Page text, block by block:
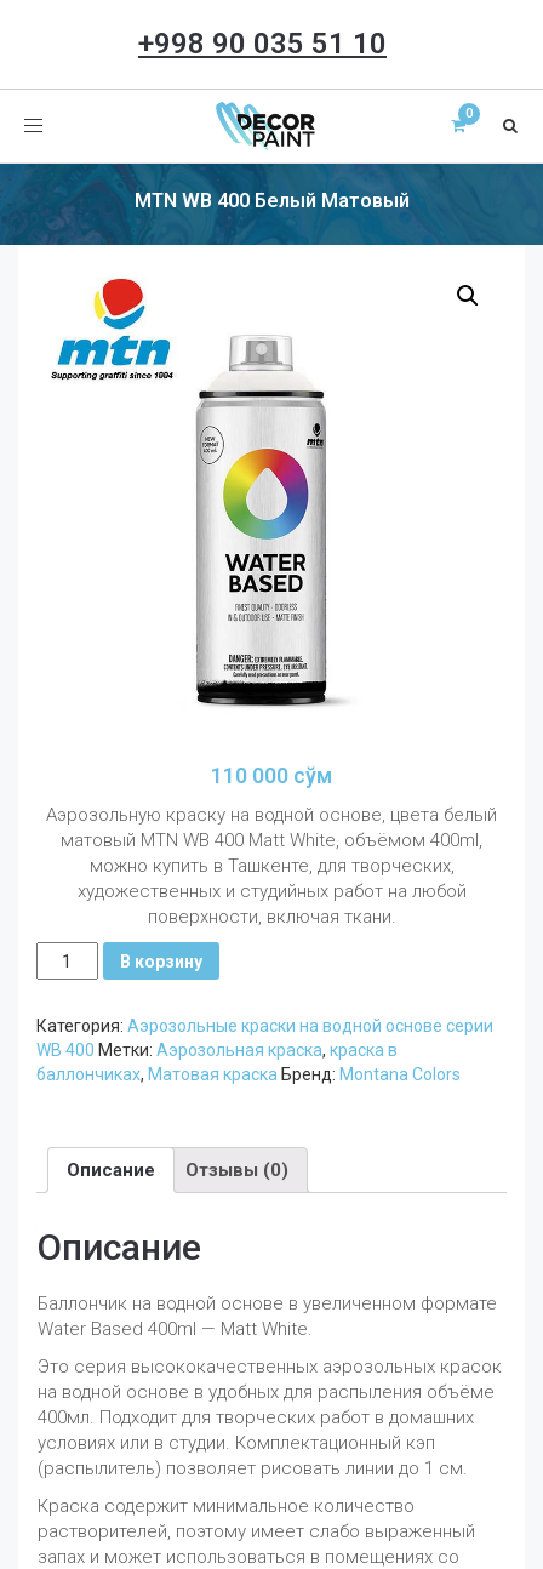
+998 90 035 51 10
Toggle
MTN WB 400 Белый Матовый
110 000 сўм
Аэрозольную краску на водной основе, цвета белый
матовый MTN WB 400 Matt White, объёмом 400ml,
можно купить в Ташкенте, для творческих,
художественных и студийных работ на любой
поверхности, включая ткани.
Количество
MTN
400
Белый
Матовый
В корзину
Категория: Аэрозольные краски на водной основе серии
WB 400 Метки: Аэрозольная краска, краска в
баллончиках, Матовая краска Бренд: Montana Colors
Описание Отзывы (0)
Описание
Баллончик на водной основе в увеличенном формате
Water Based 400ml — Matt White.
Это серия высококачественных аэрозольных красок
на водной основе в удобных для распыления объёме
400мл. Подходит для творческих работ в домашних
условиях или в студии. Комплектационный кэп
(распылитель) позволяет рисовать линии до 1 см.
Краска содержит минимальное количество
растворителей, поэтому имеет слабо выраженный
запах и может использоваться в помещениях со